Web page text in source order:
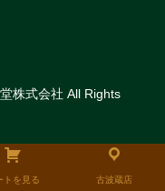
株式会社 All Rights
トを見る 古波蔵店